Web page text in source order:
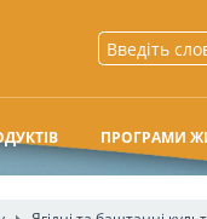
ПРОГРАМИ